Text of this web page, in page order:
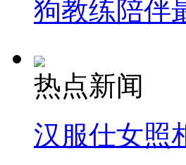
狗教练陪伴
热点新闻
汉服仕女照